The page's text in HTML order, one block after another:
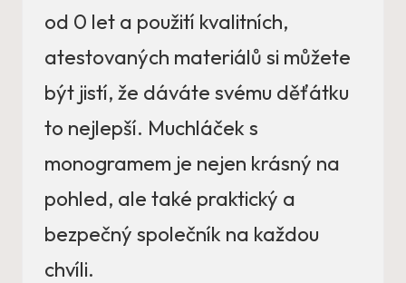
od 0 let a použití kvalitních,
atestovaných materiálů si můžete
být jistí, že dáváte svému děťátku
to nejlepší. Muchláček s
monogramem je nejen krásný na
pohled, ale také praktický a
bezpečný společník na každou
chvíli.